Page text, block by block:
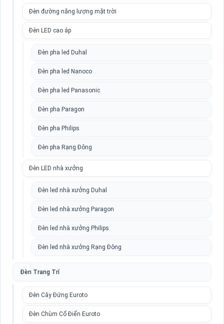
Đèn đường năng lượng mặt trời
Đèn LED cao áp
Đèn pha led Duhal
Đèn pha led Nanoco
Đèn pha led Panasonic
Đèn pha Paragon
Đèn pha Philips
Đèn pha Rạng Đông
Đèn LED nhà xưởng
Đèn led nhà xưởng Duhal
Đèn led nhà xưởng Paragon
Đèn led nhà xưởng Philips
Đèn led nhà xưởng Rạng Đông
Đèn Trang Trí
Đèn Cây Đứng Euroto
Đèn Chùm Cổ Điển Euroto